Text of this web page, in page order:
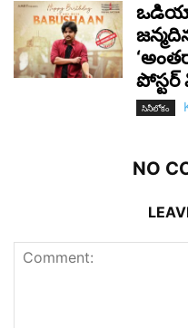
ఒడియా
పోస్టర్
సినీలోకం
NO